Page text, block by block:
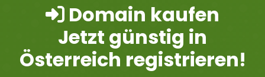
Domain kaufen
Jetzt günstig in
Österreich registrieren!